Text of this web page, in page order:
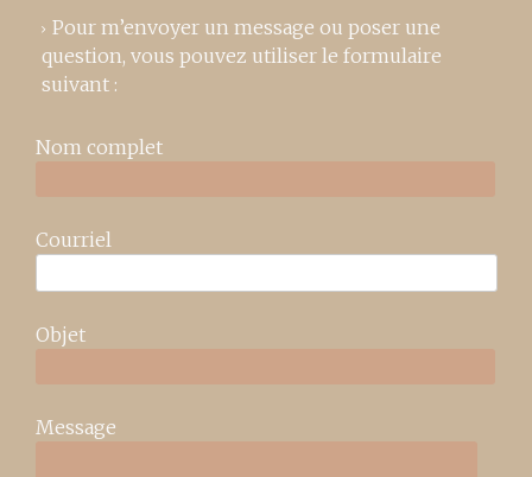
Pour m’envoyer un message ou poser une
question, vous pouvez utiliser le formulaire
suivant :
Nom complet
Courriel
Objet
Message